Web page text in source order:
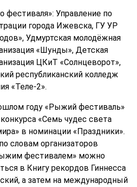
фестиваля»: Управление по
города Ижевска, ГУ УР
Удмуртская молодёжная
«Шунды», Детская
ЦКиТ «Солнцеворот»,
республиканский колледж
«Теле-2».
году «Рыжий фестиваль»
«Семь чудес света
в номинации «Праздники».
словам организаторов
фестивалем» можно
в Книгу рекордов Гиннесса
а затем на международный